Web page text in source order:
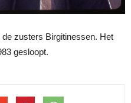
zusters Birgitinessen. Het
gesloopt.